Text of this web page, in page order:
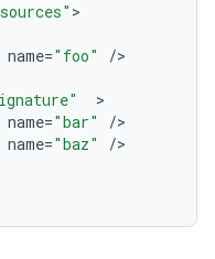
name="foo" /
name="bar" /
name="baz" /